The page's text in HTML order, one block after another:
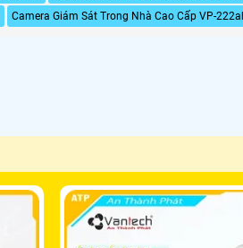
Camera Giám Sát Trong Nhà Cao Cấp VP-